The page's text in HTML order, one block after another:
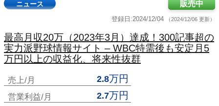
ニュース
登録日:2024/12/04 （2024/12/06 更新）
販売中
最高月収20万（2023年3月）達成！300記事超の
実力派野球情報サイト – WBC特需後も安定月5
万円以上の収益化、将来性抜群
売上/月 2.8万円
営業利益/月 2.7万円